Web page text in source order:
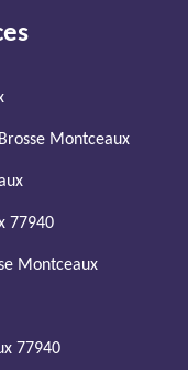
Montceaux
77940
Montceaux
77940